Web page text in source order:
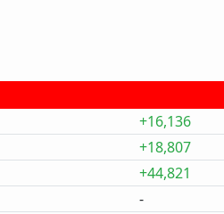
+16,136
+18,807
+44,821
-